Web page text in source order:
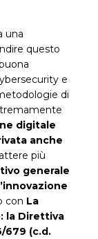
una
questo
e
di
digitale
anche
più
generale
con La
la Direttiva
679 (c.d.